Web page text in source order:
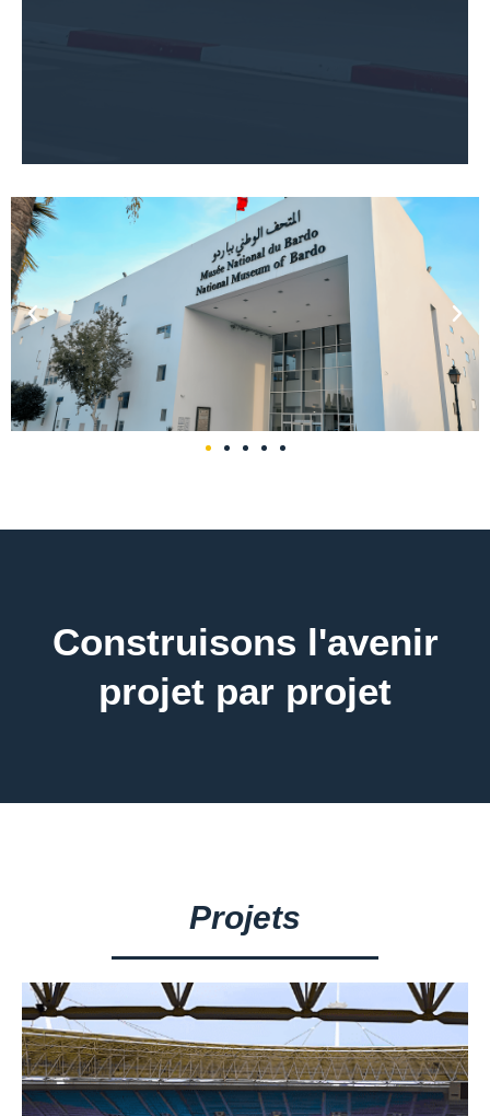
Construisons l'avenir
projet par projet
Projets